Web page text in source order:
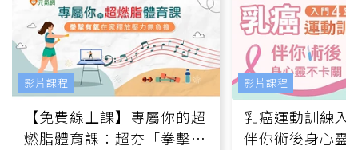
【免費線上課】專屬你的超
燃脂體育課：超夯「拳擊有
影片課程
乳癌運動訓練入
伴你術後身心靈
影片課程